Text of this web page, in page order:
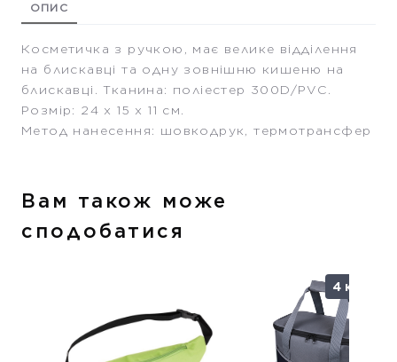
ОПИС
Косметичка з ручкою, має велике відділення
на блискавці та одну зовнішню кишеню на
блискавці. Тканина: поліестер 300D/PVC.
Розмір: 24 х 15 х 11 см.
Метод нанесення: шовкодрук, термотрансфер
Вам також може
сподобатися
4